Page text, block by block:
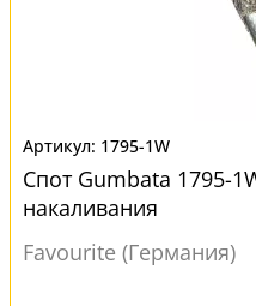
1795-1W
Спот Gumbata 1795-
накаливания
Favourite (Германия)